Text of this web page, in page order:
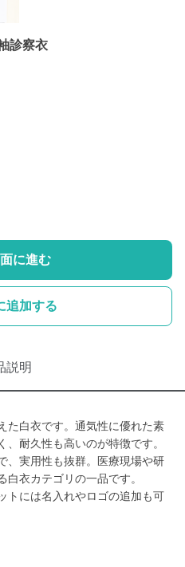
診察衣
に進む
追加する
説明
た白衣です。通気性に優れた素
耐久性も高いのが特徴です。
、実用性も抜群。医療現場や研
衣カテゴリの一品です。
トには名入れやロゴの追加も可